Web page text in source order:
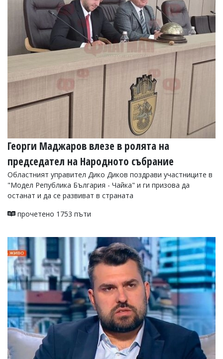
Георги Маджаров влезе в ролята на
председател на Народното събрание
Областният управител Дико Диков поздрави участниците в
"Модел Република България - Чайка" и ги призова да
останат и да се развиват в страната
прочетено 1753 пъти